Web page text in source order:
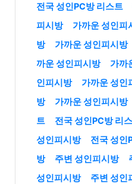
전국 성인PC방 리스트
피시방
가까운 성인피
방
가까운 성인피시방
까운 성인피시방
가까
인피시방
가까운 성인
방
가까운 성인피시방
트
전국 성인PC방 리
성인피시방
전국 성인
방
주변 성인피시방
성인피시방
주변 성인